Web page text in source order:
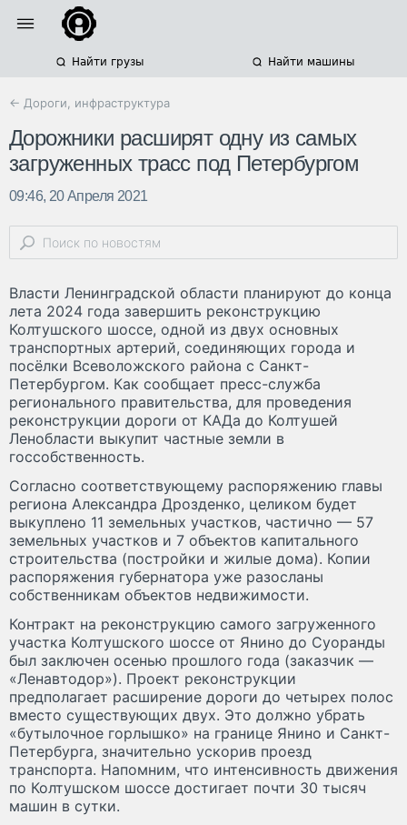
Найти грузы Найти машины
← Дороги, инфраструктура
Дорожники расширят одну из самых
загруженных трасс под Петербургом
09:46, 20 Апреля 2021
Власти Ленинградской области планируют до конца
лета 2024 года завершить реконструкцию
Колтушского шоссе, одной из двух основных
транспортных артерий, соединяющих города и
посёлки Всеволожского района с Санкт-
Петербургом. Как сообщает пресс-служба
регионального правительства, для проведения
реконструкции дороги от КАДа до Колтушей
Ленобласти выкупит частные земли в
госсобственность.
Согласно соответствующему распоряжению главы
региона Александра Дрозденко, целиком будет
выкуплено 11 земельных участков, частично — 57
земельных участков и 7 объектов капитального
строительства (постройки и жилые дома). Копии
распоряжения губернатора уже разосланы
собственникам объектов недвижимости.
Контракт на реконструкцию самого загруженного
участка Колтушского шоссе от Янино до Суоранды
был заключен осенью прошлого года (заказчик —
«Ленавтодор»). Проект реконструкции
предполагает расширение дороги до четырех полос
вместо существующих двух. Это должно убрать
«бутылочное горлышко» на границе Янино и Санкт-
Петербурга, значительно ускорив проезд
транспорта. Напомним, что интенсивность движения
по Колтушском шоссе достигает почти 30 тысяч
машин в сутки.